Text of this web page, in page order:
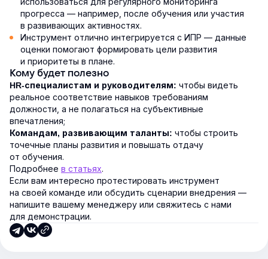
прогресса — например, после обучения или участия
в развивающих активностях.
Инструмент отлично интегрируется с ИПР — данные
оценки помогают формировать цели развития
и приоритеты в плане.
Кому будет полезно
HR-специалистам и руководителям: чтобы видеть
реальное соответствие навыков требованиям
должности, а не полагаться на субъективные
впечатления;
Командам, развивающим таланты: чтобы строить
точечные планы развития и повышать отдачу
от обучения.
Подробнее в статьях.
Если вам интересно протестировать инструмент
на своей команде или обсудить сценарии внедрения —
напишите вашему менеджеру или свяжитесь с нами
для демонстрации.